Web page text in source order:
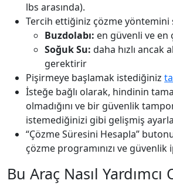
lbs arasında).
Tercih ettiğiniz çözme yöntemini
Buzdolabı: en güvenli ve en
Soğuk Su: daha hızlı ancak
gerektirir
Pişirmeye başlamak istediğiniz
İsteğe bağlı olarak, hindinin
olmadığını ve bir güvenlik
istemediğinizi gibi gelişmiş
“Çözme Süresini Hesapla”
çözme programınızı ve güvenlik
Bu Araç Nasıl Yardımcı